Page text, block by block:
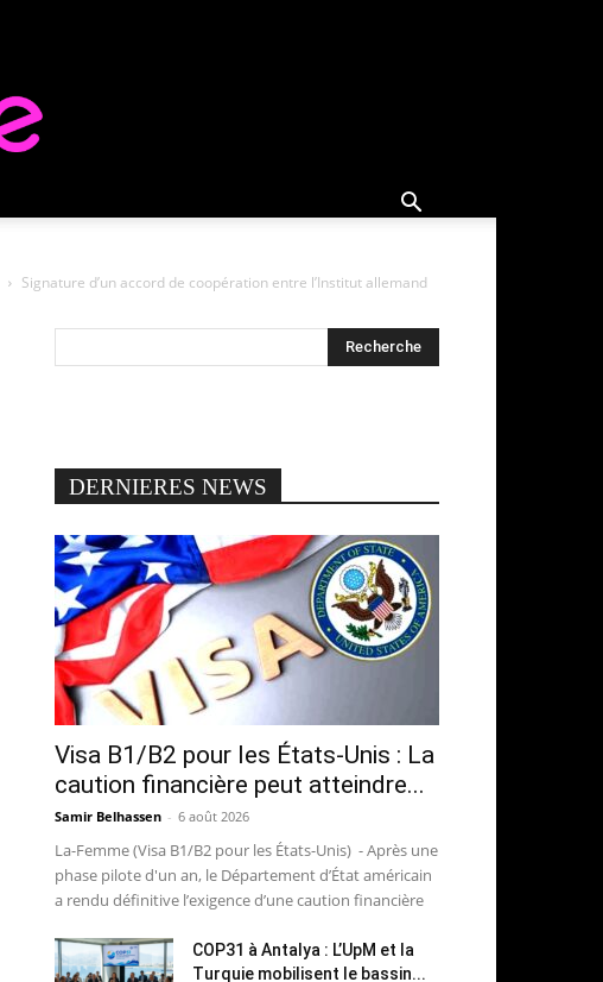
Signature d’un accord de coopération entre l’Institut allemand
DERNIERES NEWS
Visa B1/B2 pour les États-Unis : La
caution financière peut atteindre...
Samir Belhassen - 6 août 2026
La-Femme (Visa B1/B2 pour les États-Unis) - Après une
phase pilote d'un an, le Département d’État américain
a rendu définitive l’exigence d’une caution financière
COP31 à Antalya : L’UpM et la
Turquie mobilisent le bassin...